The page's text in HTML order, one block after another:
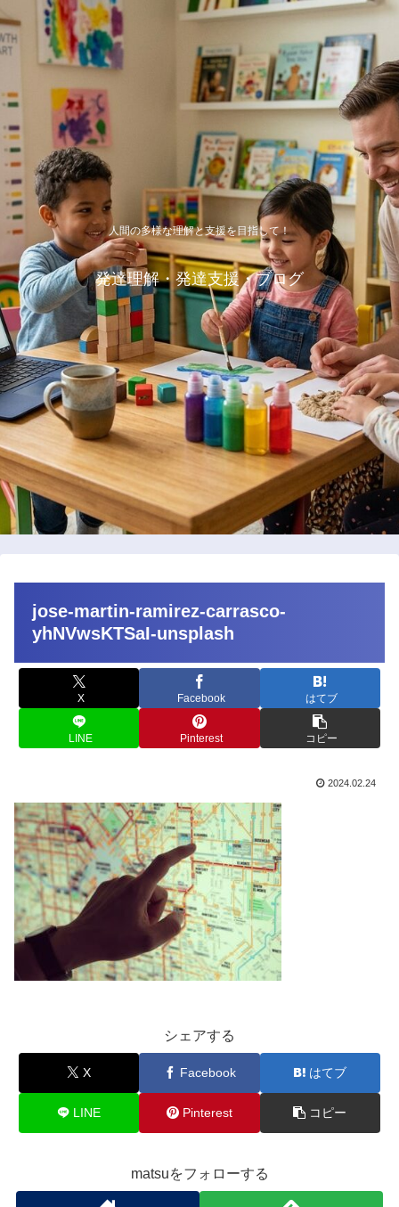
人間の多様な理解と支援を目指して！
発達理解・発達支援・ブログ
jose-martin-ramirez-carrasco-
yhNVwsKTSaI-unsplash
X Facebook はてブ
LINE Pinterest コピー
2024.02.24
シェアする
X Facebook はてブ
LINE Pinterest コピー
matsuをフォローする